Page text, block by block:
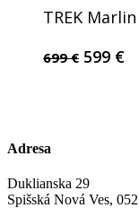
TREK
699€ Original
599 €
Adresa
Duklianska 29
Spišská Nová Ves, 052